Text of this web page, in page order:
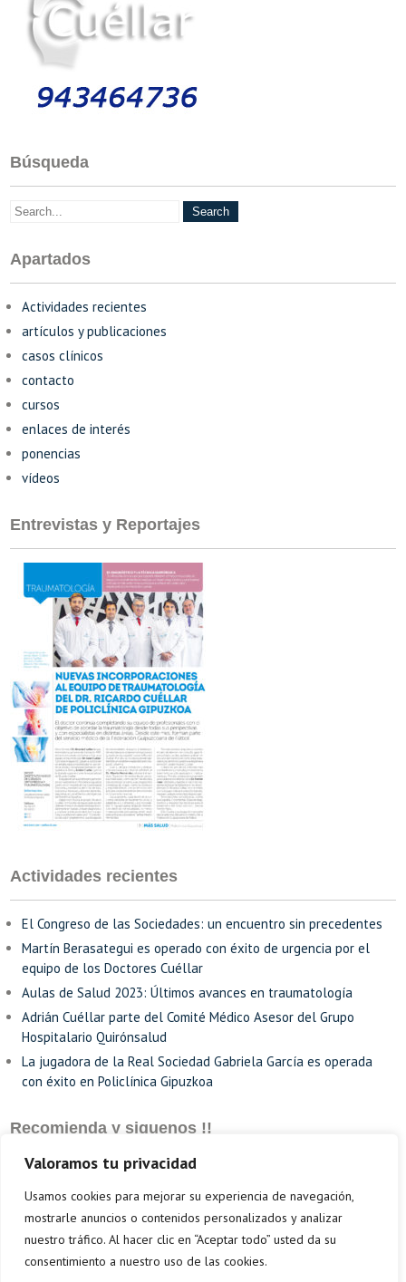
Valoramos tu privacidad
Usamos cookies para mejorar su experiencia de navegación,
mostrarle anuncios o contenidos personalizados y analizar
nuestro tráfico. Al hacer clic en “Aceptar todo” usted da su
consentimiento a nuestro uso de las cookies.
Búsqueda
Apartados
Actividades recientes
artículos y publicaciones
casos clínicos
contacto
cursos
enlaces de interés
ponencias
vídeos
Entrevistas y Reportajes
Actividades recientes
El Congreso de las Sociedades: un encuentro sin precedentes
Martín Berasategui es operado con éxito de urgencia por el
equipo de los Doctores Cuéllar
Aulas de Salud 2023: Últimos avances en traumatología
Adrián Cuéllar parte del Comité Médico Asesor del Grupo
Hospitalario Quirónsalud
La jugadora de la Real Sociedad Gabriela García es operada
con éxito en Policlínica Gipuzkoa
Recomienda y siguenos !!